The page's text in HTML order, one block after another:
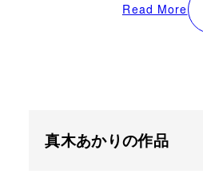
Read More
真木あかりの作品